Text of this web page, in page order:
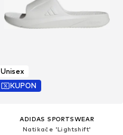
Unisex
KUPON
ADIDAS SPORTSWEAR
Natikače 'Lightshift'